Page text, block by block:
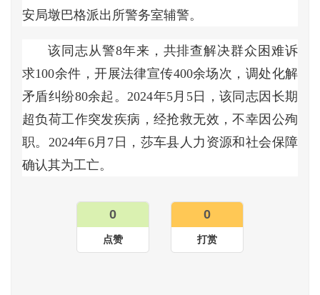
安局墩巴格派出所警务室辅警。
该同志从警8年来，共排查解决群众困难诉
求100余件，开展法律宣传400余场次，调处化解
矛盾纠纷80余起。2024年5月5日，该同志因长期
超负荷工作突发疾病，经抢救无效，不幸因公殉
职。2024年6月7日，莎车县人力资源和社会保障
确认其为工亡。
0
点赞
0
打赏